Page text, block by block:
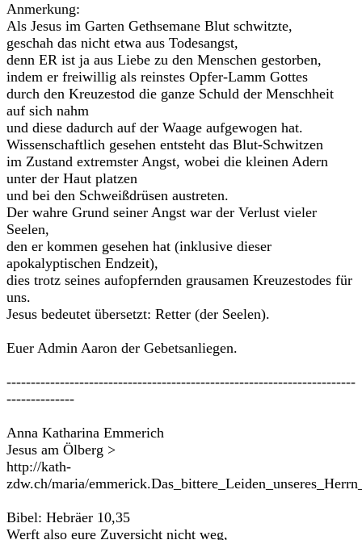
Anmerkung:
Als Jesus im Garten Gethsemane Blut schwitzte,
geschah das nicht etwa aus Todesangst,
denn ER ist ja aus Liebe zu den Menschen gestorben,
indem er freiwillig als reinstes Opfer-Lamm Gottes
durch den Kreuzestod die ganze Schuld der Menschheit
auf sich nahm
und diese dadurch auf der Waage aufgewogen hat.
Wissenschaftlich gesehen entsteht das Blut-Schwitzen
im Zustand extremster Angst, wobei die kleinen Adern
unter der Haut platzen
und bei den Schweißdrüsen austreten.
Der wahre Grund seiner Angst war der Verlust vieler
Seelen,
den er kommen gesehen hat (inklusive dieser
apokalyptischen Endzeit),
dies trotz seines aufopfernden grausamen Kreuzestodes für
uns.
Jesus bedeutet übersetzt: Retter (der Seelen).
Euer Admin Aaron der Gebetsanliegen.
------------------------------------------------------------------------
--------------
Anna Katharina Emmerich
Jesus am Ölberg >
http://kath-
zdw.ch/maria/
Bibel: Hebräer 10,35
Werft also eure Zuversicht nicht weg,